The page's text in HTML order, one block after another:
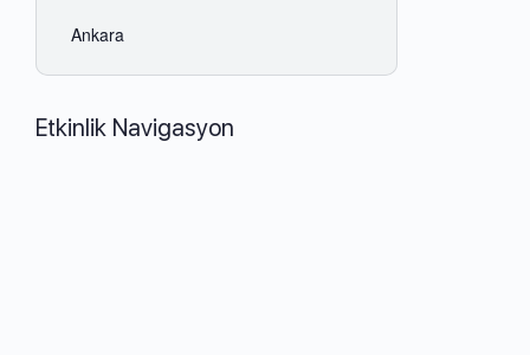
Ankara
Etkinlik Navigasyon